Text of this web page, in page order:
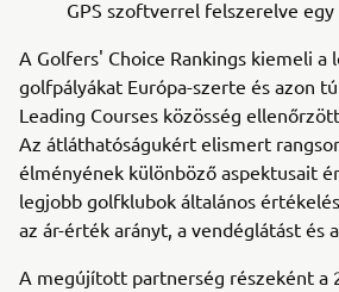
GPS szoftverrel felszerelve egy
A Golfers' Choice Rankings kiemeli
golfpályákat Európa-szerte és azon
Leading Courses közösség
Az átláthatóságukért elismert
élményének különböző aspektusait
legjobb golfklubok általános
az ár-érték arányt, a vendéglátást és
A megújított partnerség részeként a